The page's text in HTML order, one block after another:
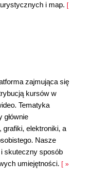
i map.
zajmująca się
kursów w
Tematyka
głównie
grafiki, elektroniki, a
Nasze
skuteczny sposób
umiejętności.
[ »